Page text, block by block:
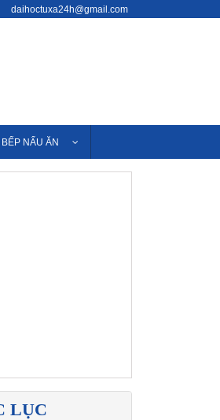
daihoctuxa24h@gmail.com
NẤU ĂN
LỤC